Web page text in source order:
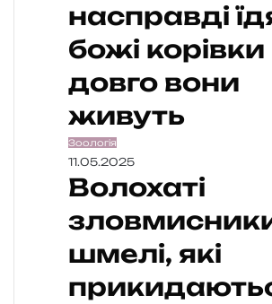
насправді
божі корівки
довго вони
живуть
Зоологія
11.05.2025
Волохаті
шмелі, які